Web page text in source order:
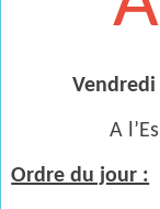
Vendredi
A
Ordre du jour :